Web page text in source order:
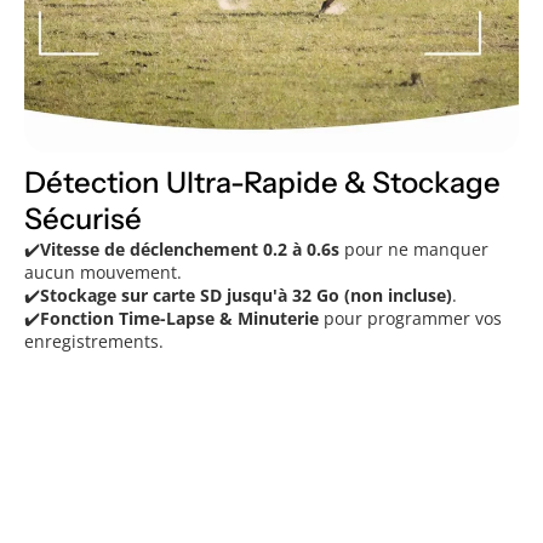
Détection Ultra-Rapide & Stockage
Sécurisé
✔️Vitesse de déclenchement 0.2 à 0.6s pour ne manquer
aucun mouvement.
✔️Stockage sur carte SD jusqu'à 32 Go (non incluse).
✔️Fonction Time-Lapse & Minuterie pour programmer vos
enregistrements.